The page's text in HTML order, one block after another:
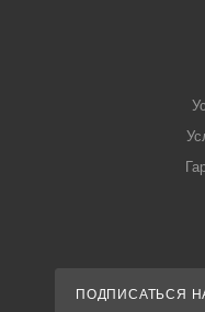
ПОДПИСАТЬСЯ